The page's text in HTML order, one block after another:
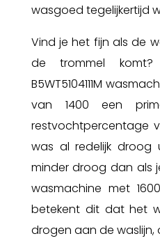
wasgoed tegelijkertijd
Vind je het fijn als de
de trommel
B5WT5104111M
van 1400 een
restvochtpercentage
was al redelijk droog
minder droog dan als
wasmachine met
betekent dit dat het
drogen aan de waslijn,